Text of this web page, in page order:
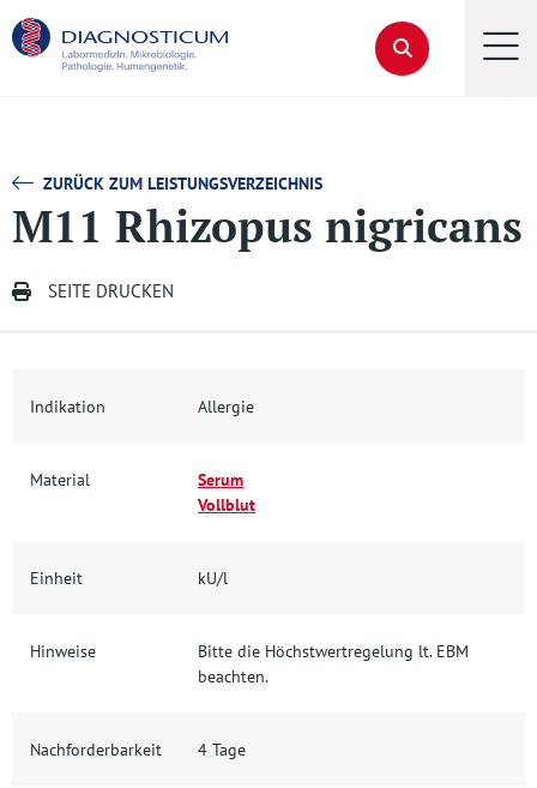
ZURÜCK ZUM LEISTUNGSVERZEICHNIS
M11 Rhizopus nigricans
SEITE DRUCKEN
Indikation Allergie
Material
Serum
Vollblut
Einheit kU/l
Hinweise
Bitte die Höchstwertregelung lt. EBM
beachten.
Nachforderbarkeit 4 Tage